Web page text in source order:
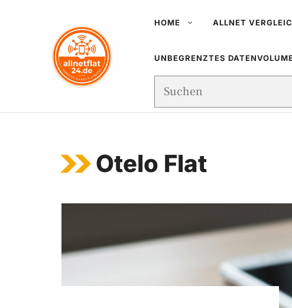
HOME ALLNET
UNBEGRENZTES
Suchen
Otelo Flat